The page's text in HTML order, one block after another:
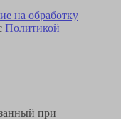
на обработку
Политикой
при